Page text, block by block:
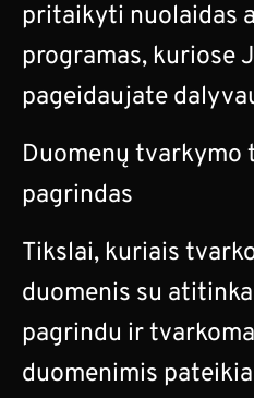
pritaikyti nuolaidas
programas, kuriose
pageidaujate
Duomenų
pagrindas
Tikslai, kuriais
duomenis su
pagrindu ir
duomenimis